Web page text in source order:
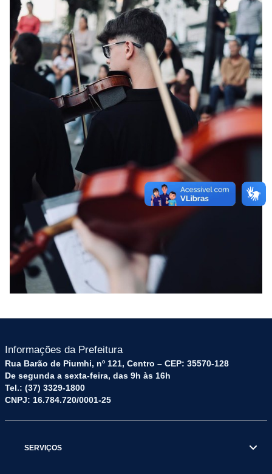
Informações da Prefeitura
Rua Barão de Piumhi, nº 121, Centro – CEP: 35570-128
De segunda a sexta-feira, das 9h às 16h
Tel.: (37) 3329-1800
CNPJ: 16.784.720/0001-25
SERVIÇOS